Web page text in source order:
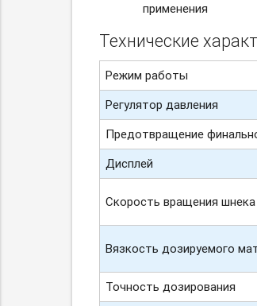
применения
Технические
Режим работы
Регулятор давления
Предотвращение
Дисплей
Скорость вращения шнека
Вязкость дозируемого
Точность дозирования